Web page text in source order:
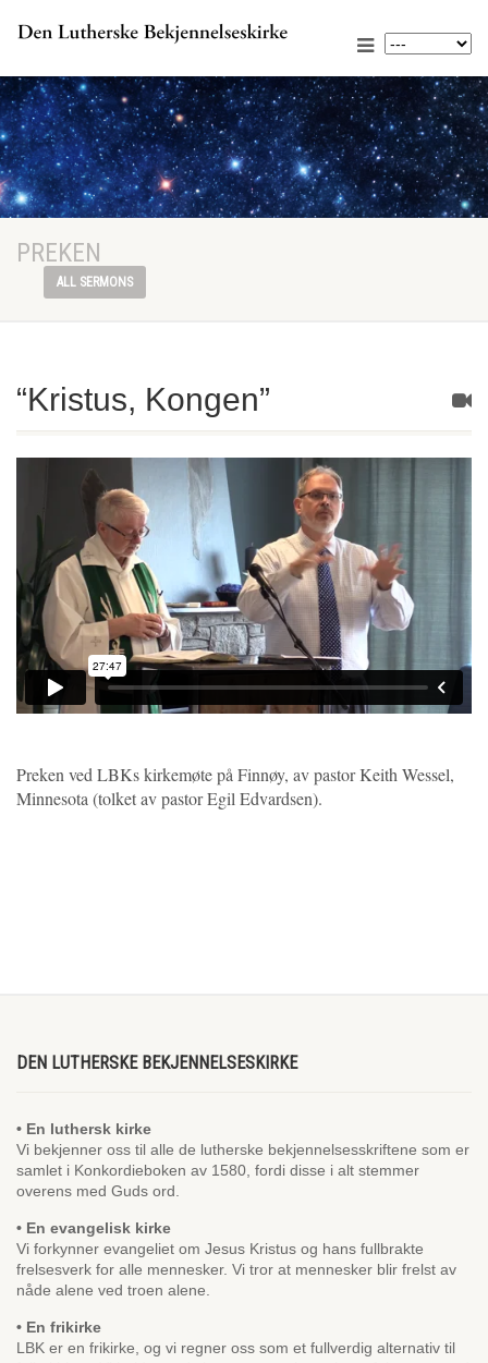
PREKEN
ALL SERMONS
“Kristus, Kongen”
Preken ved LBKs kirkemøte på Finnøy, av pastor Keith Wessel,
Minnesota (tolket av pastor Egil Edvardsen).
DEN LUTHERSKE BEKJENNELSESKIRKE
• En luthersk kirke
Vi bekjenner oss til alle de lutherske bekjennelsesskriftene som er
samlet i Konkordieboken av 1580, fordi disse i alt stemmer
overens med Guds ord.
• En evangelisk kirke
Vi forkynner evangeliet om Jesus Kristus og hans fullbrakte
frelsesverk for alle mennesker. Vi tror at mennesker blir frelst av
nåde alene ved troen alene.
• En frikirke
LBK er en frikirke, og vi regner oss som et fullverdig alternativ til